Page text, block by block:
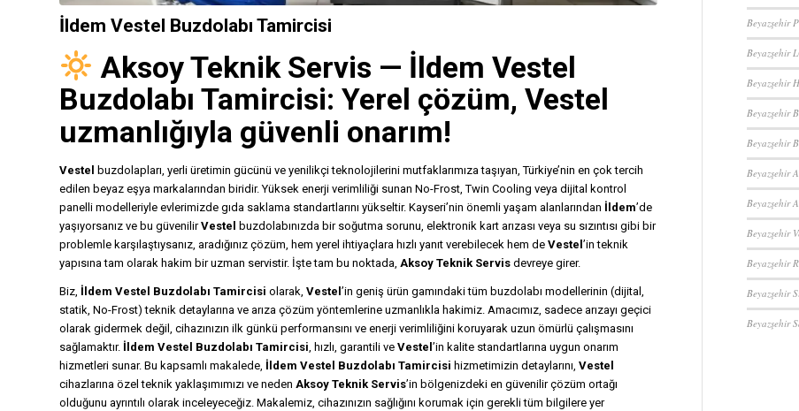
İldem Vestel Buzdolabı Tamircisi
Aksoy Teknik Servis — İldem Vestel
Buzdolabı Tamircisi: Yerel çözüm, Vestel
uzmanlığıyla güvenli onarım!
Vestel
buzdolapları, yerli üretimin gücünü ve yenilikçi teknolojilerini mutfaklarımıza taşıyan, Türkiye’nin en çok tercih
edilen beyaz eşya markalarından biridir. Yüksek enerji verimliliği sunan No-Frost, Twin Cooling veya dijital kontrol
panelli modelleriyle evlerimizde gıda saklama standartlarını yükseltir. Kayseri’nin önemli yaşam alanlarından İldem’de
yaşıyorsanız ve bu güvenilirVestel
buzdolabınızda bir soğutma sorunu, elektronik kart arızası veya su sızıntısı gibi bir
problemle karşılaştıysanız, aradığınız çözüm, hem yerel ihtiyaçlara hızlı yanıt verebilecek hem de Vestel ’in teknik
yapısına tam olarak hakim bir uzman servistir. İşte tam bu noktada, Aksoy Teknik Servis devreye girer.
Biz, İldem Vestel Buzdolabı Tamircisi olarak, Vestel ’in geniş ürün gamındaki tüm buzdolabı modellerinin (dijital,
statik, No-Frost) teknik detaylarına ve arıza çözüm yöntemlerine uzmanlıkla hakimiz. Amacımız, sadece arızayı geçici
olarak gidermek değil, cihazınızın ilk günkü performansını ve enerji verimliliğini koruyarak uzun ömürlü çalışmasını
sağlamaktır. İldem Vestel Buzdolabı Tamircisi, hızlı, garantili ve Vestel ’in kalite standartlarına uygun onarım
hizmetleri sunar. Bu kapsamlı makalede, İldem Vestel Buzdolabı Tamircisi hizmetimizin detaylarını, Vestel
cihazlarına özel teknik yaklaşımımızı ve neden Aksoy Teknik Servis’in bölgenizdeki en güvenilir çözüm ortağı
olduğunu ayrıntılı olarak inceleyeceğiz. Makalemiz, cihazınızın sağlığını korumak için gerekli tüm bilgilere yer
Beyazşehir
Beyazşehir
Beyazşehir
Beyazşehir
Beyazşehir
Beyazşehir
Beyazşehir
Beyazşehir
Beyazşehir
Beyazşehir
Beyazşehir